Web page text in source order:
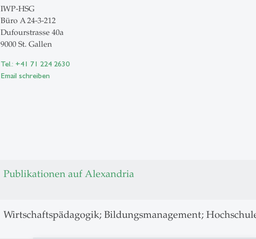
IWP-HSG
Büro A 24-3-212
Dufourstrasse 40a
9000 St. Gallen
Tel.: +41 71 224 2630
Email schreiben
Publikationen auf Alexandria
Wirtschaftspädagogik; Bildungsmanagement;